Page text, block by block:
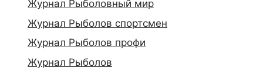
Журнал Рыболовный мир
Журнал Рыболов спортсмен
Журнал Рыболов профи
Журнал Рыболов